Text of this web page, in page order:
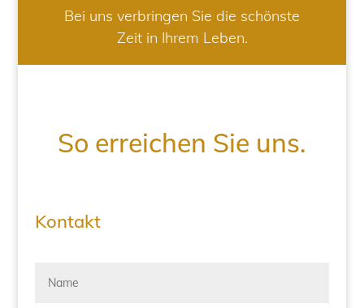
Bei uns verbringen Sie die schönste
Zeit in Ihrem Leben.
So erreichen Sie uns.
Kontakt